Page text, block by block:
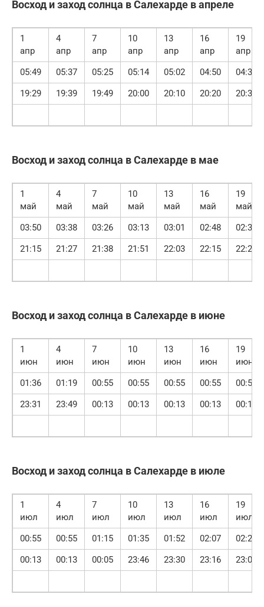
Восход и заход солнца в Салехарде в апреле
1
апр
4
апр
7
апр
10
апр
13
апр
16
апр
19
апр
05:49
05:37 05:25 05:14 05:02 04:50
04:38
19:29
19:39 19:49 20:00 20:10 20:20 20:31
Восход и заход солнца в Салехарде в мае
1
май
4
май
7
май
10
май
13
май
16
май
19
май
03:50
03:38 03:26 03:13 03:01 02:48
02:36
21:15
21:27 21:38 21:51 22:03 22:15 22:28
Восход и заход солнца в Салехарде в июне
1
июн
4
июн
7
июн
10
июн
13
июн
16
июн
19
июн
01:36
01:19 00:55 00:55 00:55 00:55
00:55
23:31
23:49 00:13 00:13 00:13 00:13 00:13
Восход и заход солнца в Салехарде в июле
1
июл
4
июл
7
июл
10
июл
13
июл
16
июл
19
июл
00:55
00:55 01:15 01:35 01:52 02:07
02:21
00:13
00:13 00:05 23:46 23:30 23:16 23:02